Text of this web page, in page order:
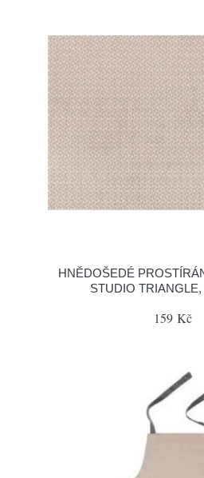
HNĚDOŠEDÉ
STUDIO
159 Kč